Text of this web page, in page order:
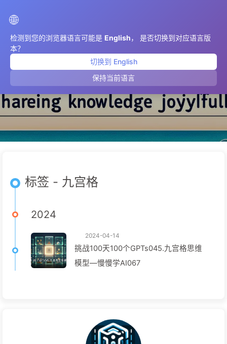
🌐
检测到您的浏览器语言可能是 English， 是否切换到对应语言版
本？
切换到 English
保持当前语言
九宫格
标签 - 九宫格
2024
2024-04-14
挑战100天100个GPTs045.九宫格思维
模型—慢慢学AI067